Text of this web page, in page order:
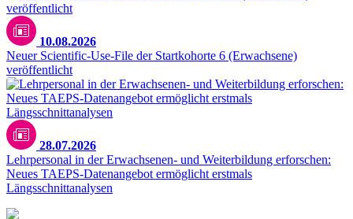
10.08.2026
Neuer Scientific-Use-File der Startkohorte 6 (Erwachsene)
veröffentlicht
28.07.2026
Lehrpersonal in der Erwachsenen- und Weiterbildung erforschen:
Neues TAEPS-Datenangebot ermöglicht erstmals
Längsschnittanalysen